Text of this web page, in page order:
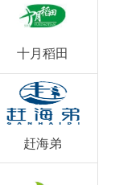
十月稻田
赶海弟